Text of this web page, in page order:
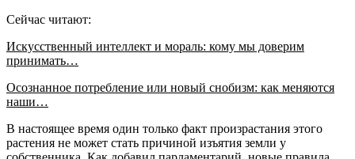
Сейчас читают:
Искусственный интеллект и мораль: кому мы доверим
принимать…
Осознанное потребление или новый снобизм: как меняются
наши…
В настоящее время один только факт произрастания этого
растения не может стать причиной изъятия земли у